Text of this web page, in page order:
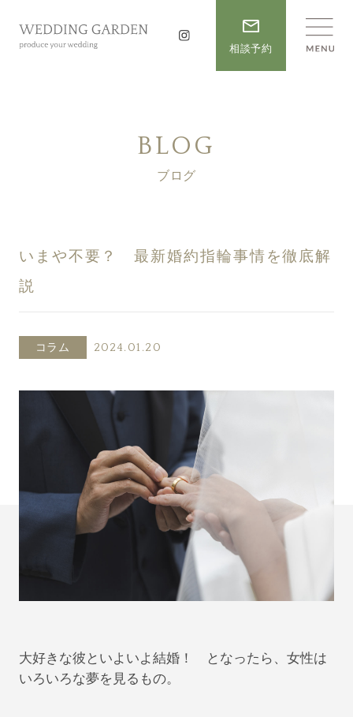
相談予約
BLOG
ブログ
いまや不要？ 最新婚約指輪事情を徹底解
説
コラム 2024.01.20
大好きな彼といよいよ結婚！ となったら、女性は
いろいろな夢を見るもの。